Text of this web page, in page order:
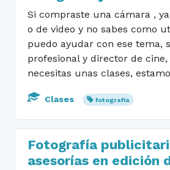
Si compraste una cámara ,
o de video y no sabes como
puedo ayudar con ese tema,
profesional y director de
necesitas unas clases,
Clases fotografía
Fotografía
asesorías en edición